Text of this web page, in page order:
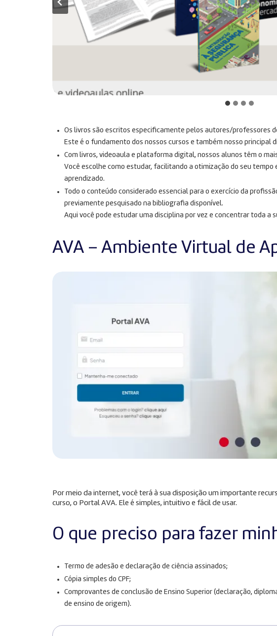
Os livros são escritos especificamente pelos autores/professores
Este é o fundamento dos nossos cursos e também nosso principal
Com livros, videoaula e plataforma digital, nossos alunos têm o
Você escolhe como estudar, facilitando a otimização do seu tempo
aprendizado.
Todo o conteúdo considerado essencial para o exercício da
previamente pesquisado na bibliografia disponível.
Aqui você pode estudar uma disciplina por vez e concentrar toda a
AVA – Ambiente Virtual de
Por meio da internet, você terá à sua disposição um importante
curso, o Portal AVA. Ele é simples, intuitivo e fácil de usar.
O que preciso para fazer
Termo de adesão e declaração de ciência assinados;
Cópia simples do CPF;
Comprovantes de conclusão de Ensino Superior (declaração,
de ensino de origem).